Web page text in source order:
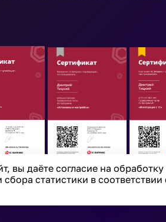
вы даёте согласие на
статистики в соответствии